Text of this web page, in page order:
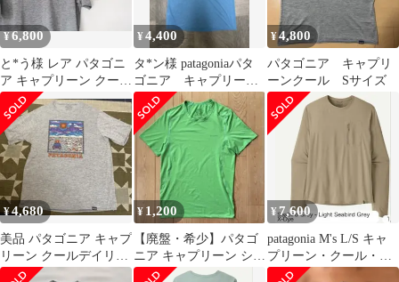
¥6,800
と*う様 レア パタゴニ
ア キャプリーン クール
デイリー Tシャツ L
Pata
¥4,400
タ*ン様 patagoniaパタ
ゴニア キャプリーン
クールデイリーグラフ
ィックT
¥4,800
パタゴニア キャプリ
ーンクール Sサイズ
¥4,680
美品 パタゴニア キャプ
リーン クールデイリー
グラフィック Tシャツ
¥ 1,200
【廃盤・希少】パタゴ
ニア キャプリーン シル
クウェイト Tシャツ
¥7,600
patagonia M's L/S キャ
プリーン・クール・サ
ン・シャツ XS